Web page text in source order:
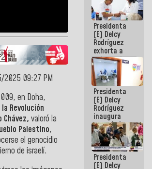
2025 09:27 PM
en Doha,
Revolución
Chávez, valoró la
Palestino,
el genocidio
de israelí.
Viceministerio
de Energía
Eléctrica y
CORPOELEC
Presidenta
(E) Delcy
Rodríguez
exhorta a
gobernadores
y alcaldes a
edificar
casas para
abuelos
Presidenta
(E) Delcy
Rodríguez
inaugura
casa de los
Abuelos
Primavera
en Caracas
Presidenta
(E) Delcy